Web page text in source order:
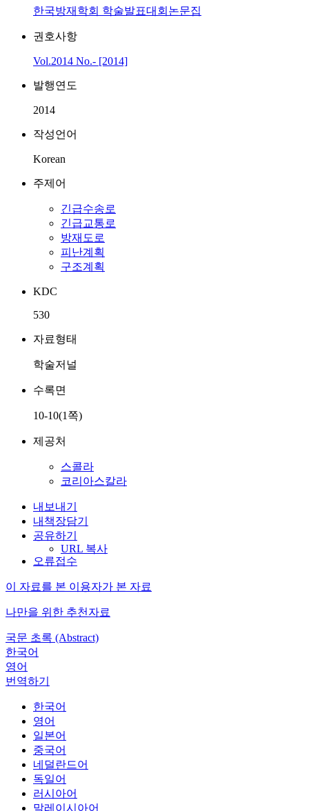
한국방재학회 학술발표대회논문집
권호사항
Vol.2014 No.- [2014]
발행연도
2014
작성언어
Korean
주제어
긴급수송로
긴급교통로
방재도로
피난계획
구조계획
KDC
530
자료형태
학술저널
수록면
10-10(1쪽)
제공처
스콜라
코리아스칼라
내보내기
내책장담기
공유하기
URL 복사
오류접수
이 자료를 본 이용자가 본 자료
나만을 위한 추천자료
국문 초록 (Abstract)
한국어
영어
번역하기
한국어
영어
일본어
중국어
네덜란드어
독일어
러시아어
말레이시아어